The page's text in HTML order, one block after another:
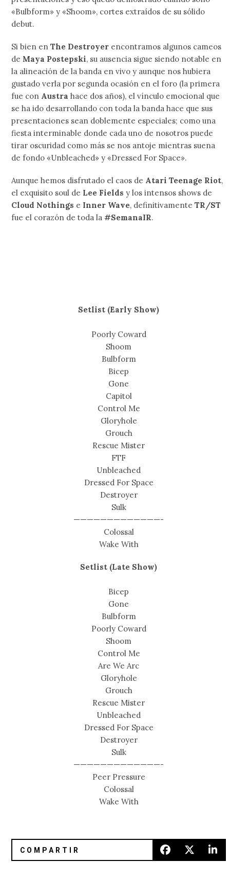
«Bulbform» y «Shoom», cortes extraídos de su sólido
debut.
Si bien enThe Destroyer encontramos algunos cameos
de Maya Postepski, su ausencia sigue siendo notable en
la alineación de la banda en vivo y aunque nos hubiera
gustado verla por segunda ocasión en el foro (la primera
fue con Austra hace dos años), el vínculo emocional que
se ha ido desarrollando con toda la banda hace que sus
presentaciones sean doblemente especiales; como una
fiesta interminable donde cada uno de nosotros puede
tirar oscuridad como más se nos antoje mientras suena
de fondo «Unbleached» y «Dressed For Space».
Aunque hemos disfrutado el caos de Atari Teenage Riot,
el exquisito soul de Lee Fields y los intensos shows de
Cloud Nothings e Inner Wave, definitivamente TR/ST
fue el corazón de toda la #SemanaIR.
Setlist (Early Show)
Poorly Coward
Shoom
Bulbform
Bicep
Gone
Capitol
Control Me
Gloryhole
Grouch
Rescue Mister
FTF
Unbleached
Dressed For Space
Destroyer
Sulk
—————————————-
Colossal
Wake With
Setlist (Late Show)
Bicep
Gone
Bulbform
Poorly Coward
Shoom
Control Me
Are We Arc
Gloryhole
Grouch
Rescue Mister
Unbleached
Dressed For Space
Destroyer
Sulk
—————————————-
Peer Pressure
Colossal
Wake With